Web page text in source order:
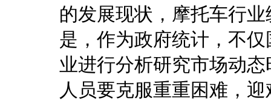
的发展现状，摩托车行
是，作为政府统计，不
业进行分析研究市场动
人员要克服重重困难，